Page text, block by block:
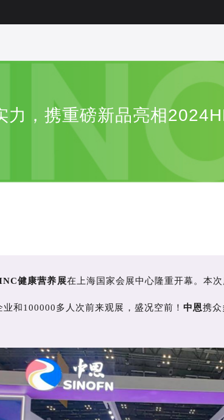
，携重磅新品亮相
健康营养展在上海国家会展中心隆重开幕。本
和100000多人次前来观展，盛况空前！中恩携